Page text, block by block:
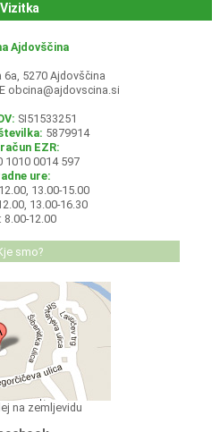
Vizitka
Ajdovščina
6a, 5270 Ajdovščina
obcina@ajdovscina.si
SI51533251
5879914
EZR:
1010 0014 597
ure:
13.00-15.00
13.00-16.30
8.00-12.00
smo?
na zemljevidu